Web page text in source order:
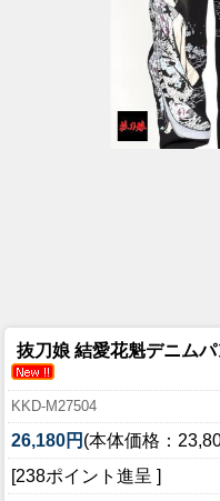
抜刀娘 結愛花魁デニム
KKD-M27504
26,180円 (本体価格：
[238ポイント進呈 ]